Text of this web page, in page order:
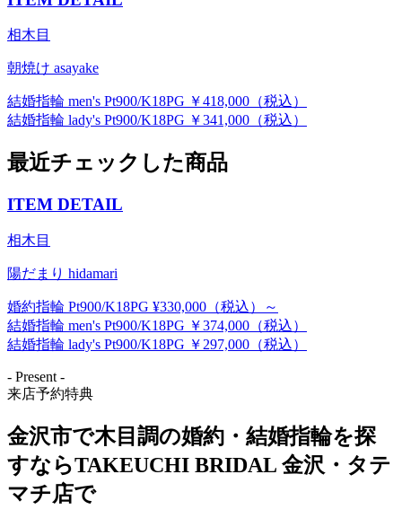
相木目
朝焼け asayake
結婚指輪 men's Pt900/K18PG ￥418,000（税込）
結婚指輪 lady's Pt900/K18PG ￥341,000（税込）
最近チェックした商品
ITEM DETAIL
相木目
陽だまり hidamari
婚約指輪 Pt900/K18PG ¥330,000（税込）～
結婚指輪 men's Pt900/K18PG ￥374,000（税込）
結婚指輪 lady's Pt900/K18PG ￥297,000（税込）
- Present -
来店予約特典
金沢市で木目調の婚約・結婚指輪を探
すならTAKEUCHI BRIDAL 金沢・タテ
マチ店で